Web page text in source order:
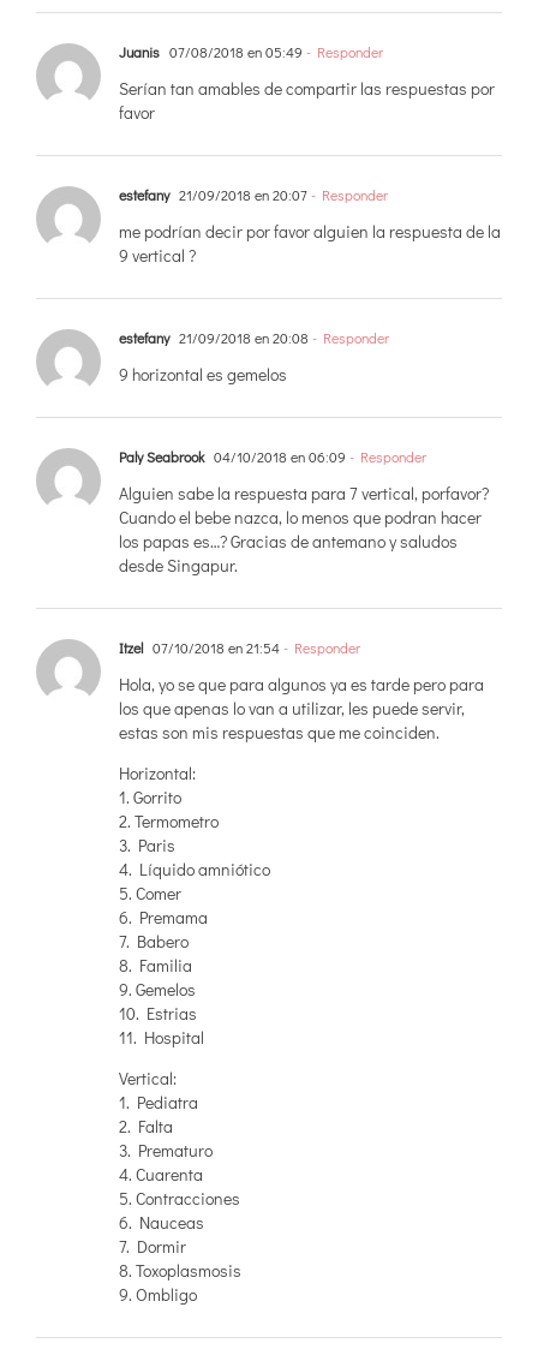
Juanis 07/08/2018 en 05:49 - Responder
Serían tan amables de compartir las respuestas por
favor
estefany 21/09/2018 en 20:07- Responder
me podrían decir por favor alguien la respuesta de la
9 vertical ?
estefany 21/09/2018 en 20:08 - Responder
9 horizontal es gemelos
Paly Seabrook 04/10/2018 en 06:09 - Responder
Alguien sabe la respuesta para 7 vertical, porfavor?
Cuando el bebe nazca, lo menos que podran hacer
los papas es…? Gracias de antemano y saludos
desde Singapur.
Itzel 07/10/2018 en 21:54- Responder
Hola, yo se que para algunos ya es tarde pero para
los que apenas lo van a utilizar, les puede servir,
estas son mis respuestas que me coinciden.
Horizontal:
1. Gorrito
2. Termometro
3. Paris
4. Líquido amniótico
5. Comer
6. Premama
7. Babero
8. Familia
9. Gemelos
10. Estrias
11. Hospital
Vertical:
1. Pediatra
2. Falta
3. Prematuro
4. Cuarenta
5. Contracciones
6. Nauceas
7. Dormir
8. Toxoplasmosis
9. Ombligo